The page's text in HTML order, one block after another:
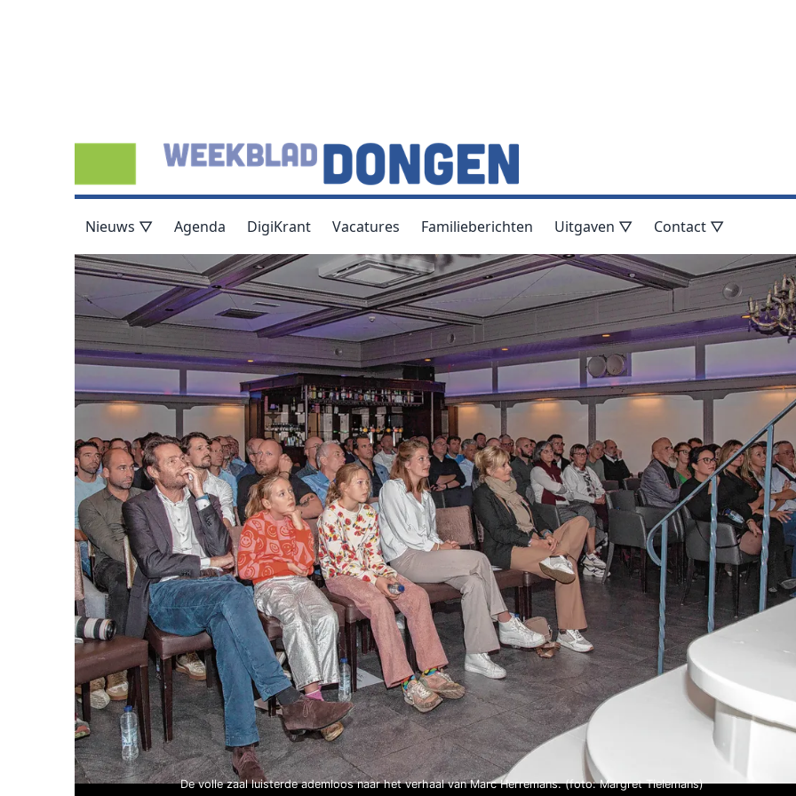
Nieuws ▽ Agenda DigiKrant Vacatures Familieberichten Uitgaven ▽ Contact ▽
De volle zaal luisterde ademloos naar het verhaal van Marc Herremans. (foto: Margret Tielemans)